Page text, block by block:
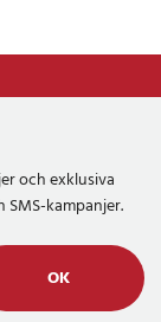
och exklusiva
kampanjer.
OK